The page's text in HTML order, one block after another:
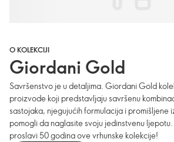
O KOLEKCIJI
Giordani Gold
Savršenstvo je u detaljima. Giordani Gold
proizvode koji predstavljaju savršenu
sastojaka, njegujućih formulacija i promišljene
pomogli da naglasite svoju jedinstvenu
proslavi 50 godina ove vrhunske kolekcije!